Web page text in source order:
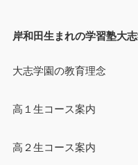
岸和田生まれの学習塾大
大志学園の教育理念
高１生コース案内
高２生コース案内